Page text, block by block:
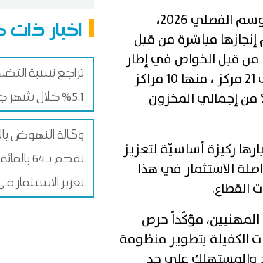
اخبار
تراجع نسبة
5,1% خلال شهر جويلية 2026
وكالة النهوض
تقدم
تعزيز
ويقدّر المخزون التعديلي من مادّة بطاطا الاستهلاك للموسم الفصلي 2026،
بطاطا الاستهلاك، منها 3338 طن تم إنجازها مباشرة من قبل
و 9054 طن تم تخزينها من قبل الخواص في إطار
اتفاقيات الخزن والترويج المبرمة مع المجمع، موزعة على 21 مركز ، منها 10 مراكز
نابل، تحتوى على قرابة 7516 طن أي ما يعادل 61% من إجمالي المخزون
ركيزة أساسيّة لتعزيز
الاستثمار في هذا
القطاع.
مؤكّداً حرص
الكفيلة بتطوير منظومة